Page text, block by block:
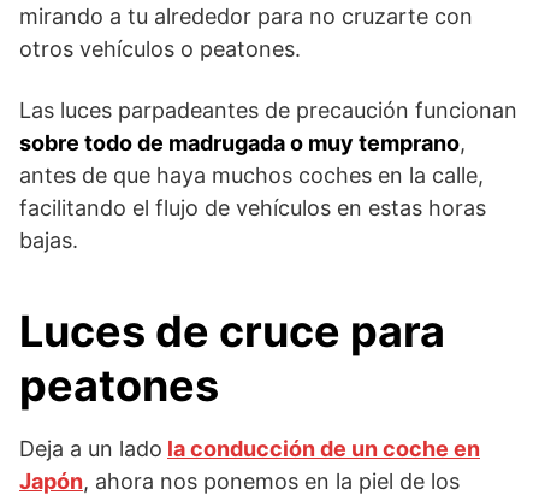
mirando a tu alrededor para no cruzarte con
otros vehículos o peatones.
Las luces parpadeantes de precaución funcionan
sobre todo de madrugada o muy temprano,
antes de que haya muchos coches en la calle,
facilitando el flujo de vehículos en estas horas
bajas.
Luces de cruce para
peatones
Deja a un lado la conducción de un coche en
Japón, ahora nos ponemos en la piel de los